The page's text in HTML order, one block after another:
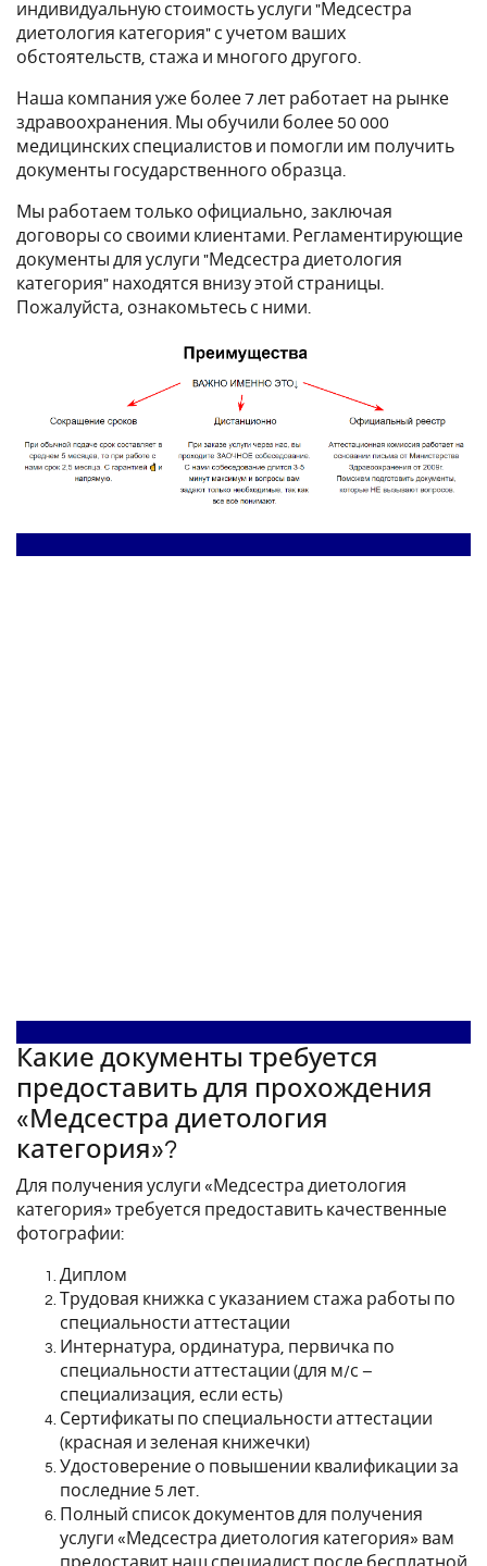
индивидуальную стоимость услуги "Медсестра
диетология категория" с учетом ваших
обстоятельств, стажа и многого другого.
Наша компания уже более 7 лет работает на рынке
здравоохранения. Мы обучили более 50 000
медицинских специалистов и помогли им получить
документы государственного образца.
Мы работаем только официально, заключая
договоры со своими клиентами. Регламентирующие
документы для услуги "Медсестра диетология
категория" находятся внизу этой страницы.
Пожалуйста, ознакомьтесь с ними.
Какие документы требуется
предоставить для прохождения
«Медсестра диетология
категория»?
Для получения услуги «Медсестра диетология
категория» требуется предоставить качественные
фотографии:
Диплом
Трудовая книжка с указанием стажа работы по
специальности аттестации
Интернатура, ординатура, первичка по
специальности аттестации (для м/с –
специализация, если есть)
Сертификаты по специальности аттестации
(красная и зеленая книжечки)
Удостоверение о повышении квалификации за
последние 5 лет.
Полный список документов для получения
услуги «Медсестра диетология категория» вам